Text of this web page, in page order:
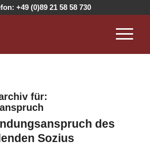
+49 (0)89 21 58 58 730
für:
des
Sozius